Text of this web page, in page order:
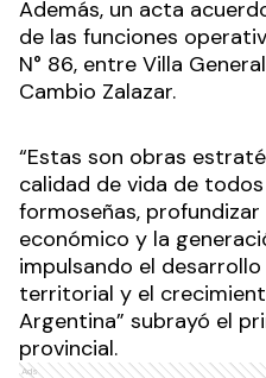
Además, un acta
de las funciones
N° 86, entre Villa
Cambio Zalazar.
“Estas son obras
calidad de vida de
formoseñas,
económico y la
impulsando el
territorial y el
Argentina” subrayó el
provincial.
Ads